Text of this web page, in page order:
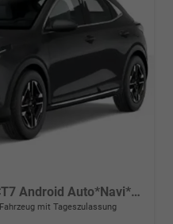
Silver Facelift 1.6 T-GDi DCT7 Android Auto*Navi*SHZ*Kamera*2Z-Klimaauto*PrivacyGlas
Fahrzeug mit Tageszulassung